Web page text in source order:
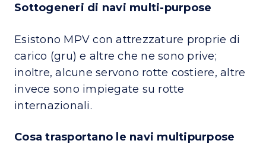
Sottogeneri di navi multi-purpose
Esistono MPV con attrezzature proprie di
carico (gru) e altre che ne sono prive;
inoltre, alcune servono rotte costiere, altre
invece sono impiegate su rotte
internazionali.
Cosa trasportano le navi multipurpose